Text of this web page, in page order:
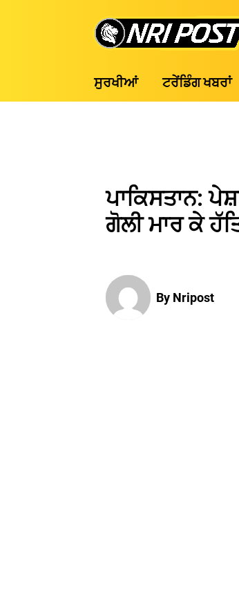
Post
ਸੁਰਖੀਆਂ ਟਰੇਂਡਿੰਗ ਖਬਰਾਂ
ਪਾਕਿਸਤਾਨ:
ਗੋਲੀ ਮਾਰ ਕੇ
By Nripost